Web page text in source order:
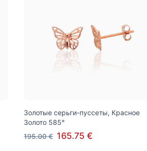
Золотые серьги-пуссеты, Красное
Золото 585°
195.00 € 165.75 €